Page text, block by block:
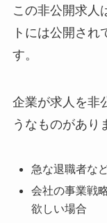
この非公開求人
トには公開され
す。
企業が求人を非
うなものがあり
急な退職者な
会社の事業戦
欲しい場合